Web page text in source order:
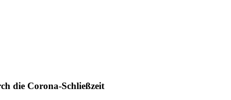
die Corona-Schließzeit